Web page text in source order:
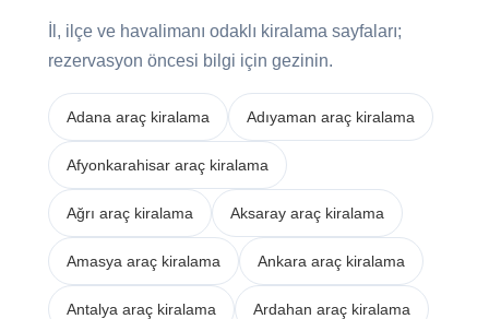
İl, ilçe ve havalimanı odaklı kiralama sayfaları;
rezervasyon öncesi bilgi için gezinin.
Adana araç kiralama Adıyaman araç kiralama
Afyonkarahisar araç kiralama
Ağrı araç kiralama Aksaray araç kiralama
Amasya araç kiralama Ankara araç kiralama
Antalya araç kiralama Ardahan araç kiralama